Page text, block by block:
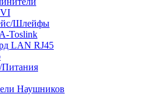
Шлейфы
Toslink
LAN RJ45
Наушников